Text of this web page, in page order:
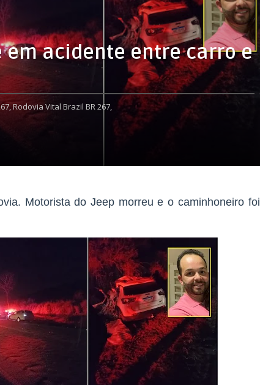
acidente entre carro e
Rodovia Vital Brazil BR 267,
Motorista do Jeep morreu e o caminhoneiro foi